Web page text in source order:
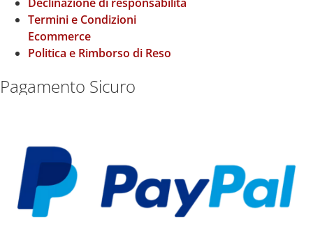
Termini e Condizioni
Ecommerce
Politica e Rimborso di Reso
Pagamento Sicuro